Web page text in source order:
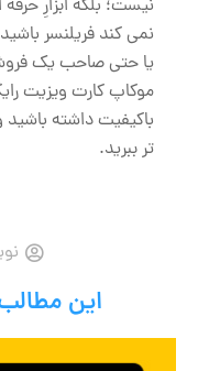
نیست؛ بلکه ابزارِ
نمی ‌کند فریلنسر
موکاپ کارت ویزیت
باکیفیت داشته باشید
تر ببرید.
این